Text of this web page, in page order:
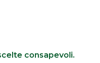
consapevoli.